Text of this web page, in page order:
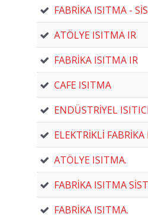
FABRİKA ISITMA -
ATÖLYE ISITMA IR
FABRİKA ISITMA IR
CAFE ISITMA
ENDÜSTRİYEL
ELEKTRİKLİ
ATÖLYE ISITMA.
FABRİKA ISITMA
FABRİKA ISITMA.